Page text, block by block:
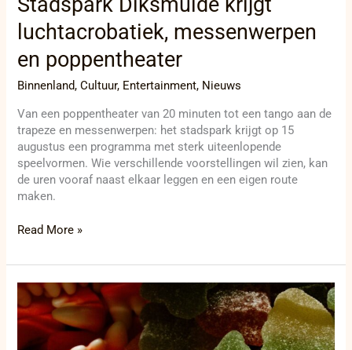
luchtacrobatiek, messenwerpen
en poppentheater
Binnenland,Cultuur, Entertainment, Nieuws
Van een poppentheater van 20 minuten tot een tango aan de
trapeze en messenwerpen: het stadspark krijgt op 15
augustus een programma met sterk uiteenlopende
speelvormen. Wie verschillende voorstellingen wil zien, kan
de uren vooraf naast elkaar leggen en een eigen route
maken.
Read More »
Snoeplab
laat
kinderen
ingrijpen